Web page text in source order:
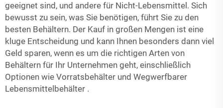
geeignet sind, und andere für Nicht-Lebensmittel. Sich
bewusst zu sein, was Sie benötigen, führt Sie zu den
besten Behältern. Der Kauf in großen Mengen ist eine
kluge Entscheidung und kann Ihnen besonders dann viel
Geld sparen, wenn es um die richtigen Arten von
Behältern für Ihr Unternehmen geht, einschließlich
Optionen wie Vorratsbehälter und Wegwerfbarer
Lebensmittelbehälter .